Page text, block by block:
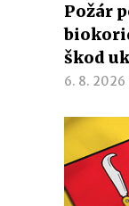
Požár
škod
6. 8. 2026